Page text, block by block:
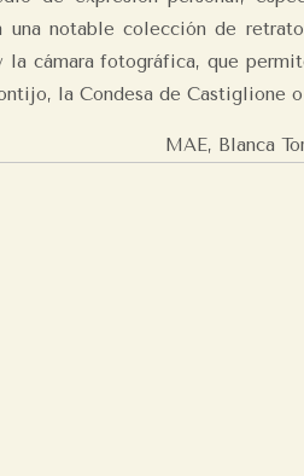
notable colección de
cámara fotográfica, que
la Condesa de Castiglione
MAE, Blanca